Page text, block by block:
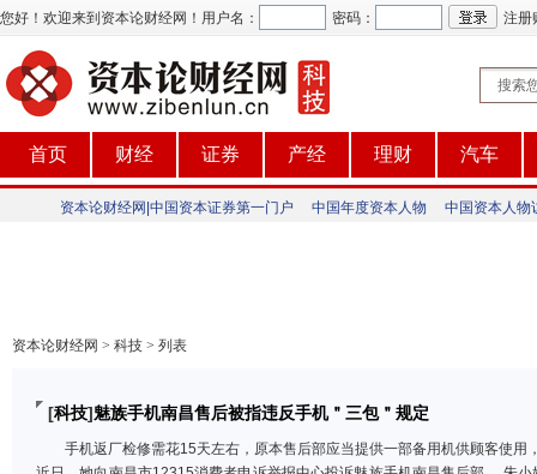
您好！欢迎来到资本论财经网！ 用户名： 密码： 注册
首页 财经 证券 产经 理财 汽车
资本论财经网|中国资本证券第一门户 中国年度资本人物 中国资本人物
资本论财经网 > 科技 > 列表
[科技]魅族手机南昌售后被指违反手机＂三包＂规定
手机返厂检修需花15天左右，原本售后部应当提供一部备用机供顾客使用